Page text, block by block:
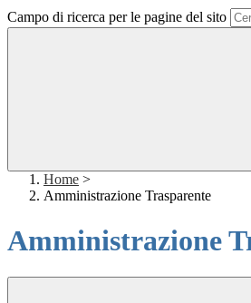
Campo di ricerca per le pagine del sito
Home >
Amministrazione Trasparente
Amministrazione